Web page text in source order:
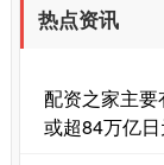
热点资讯
配资之家主
或超84万亿